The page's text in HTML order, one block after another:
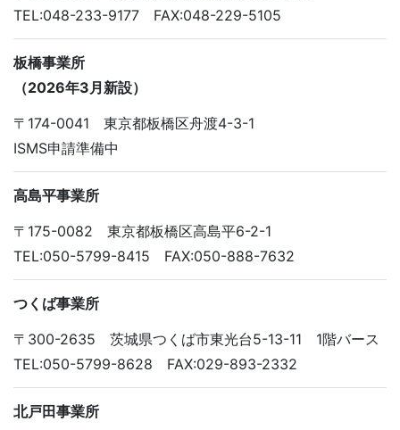
TEL:048-233-9177 FAX:048-229-5105
板橋事業所
（2026年3月新設）
〒174-0041 東京都板橋区舟渡4-3-1
ISMS申請準備中
高島平事業所
〒175-0082 東京都板橋区高島平6-2-1
TEL:050-5799-8415 FAX:050-888-7632
つくば事業所
〒300-2635 茨城県つくば市東光台5-13-11 1階バース
TEL:050-5799-8628 FAX:029-893-2332
北戸田事業所